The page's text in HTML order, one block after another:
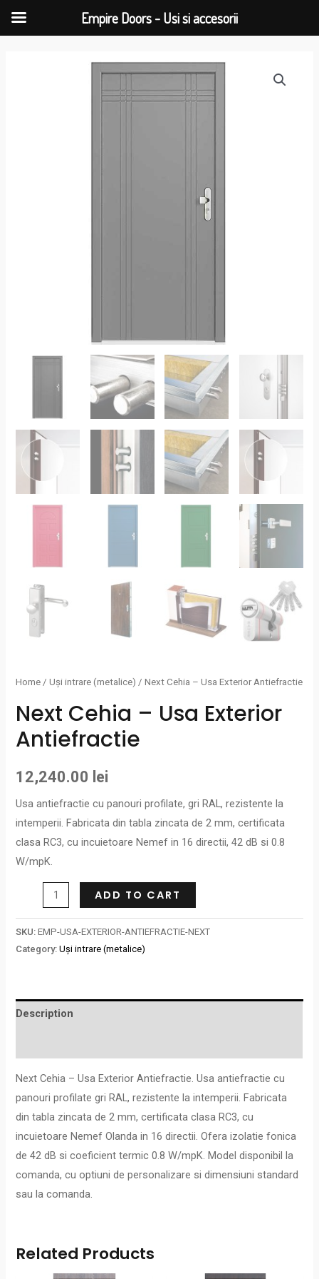
Home /Uși intrare (metalice) / Next Cehia – Usa Exterior Antiefractie
Next Cehia – Usa Exterior
Antiefractie
12,240.00 lei
Usa antiefractie cu panouri profilate, gri RAL, rezistente la
intemperii. Fabricata din tabla zincata de 2 mm, certificata
clasa RC3, cu incuietoare Nemef in 16 directii, 42 dB si 0.8
W/mpK.
ADD TO CART
SKU:EMP-USA-EXTERIOR-ANTIEFRACTIE-NEXT
Category:Uși intrare (metalice)
Description
Next Cehia – Usa Exterior Antiefractie. Usa antiefractie cu
panouri profilate gri RAL, rezistente la intemperii. Fabricata
din tabla zincata de 2 mm, certificata clasa RC3, cu
incuietoare Nemef Olanda in 16 directii. Ofera izolatie fonica
de 42 dB si coeficient termic 0.8 W/mpK. Model disponibil la
comanda, cu optiuni de personalizare si dimensiuni standard
sau la comanda.
Related Products
Empire Doors - Usi si accesorii